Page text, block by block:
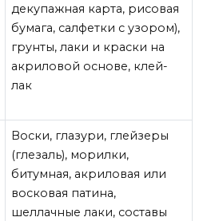
декупажная карта, рисовая
бумага, салфетки с узором),
грунты, лаки и краски на
акриловой основе, клей-
лак
Воски, глазури, глейзеры
(глезаль), морилки,
битумная, акриловая или
восковая патина,
шеллачные лаки, составы